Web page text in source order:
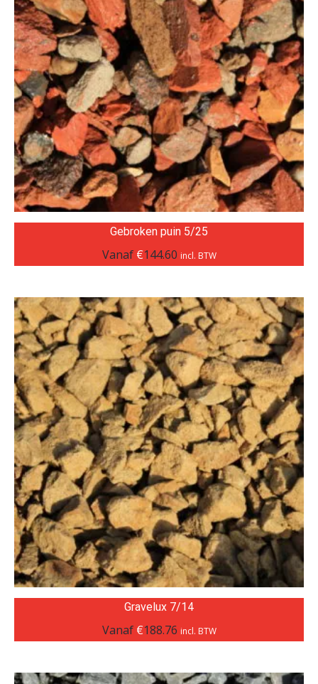
Gebroken puin 5/25
Vanaf €144.60 incl. BTW
Gravelux 7/14
Vanaf €188.76 incl. BTW